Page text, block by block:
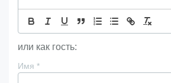
или как гость:
Имя *